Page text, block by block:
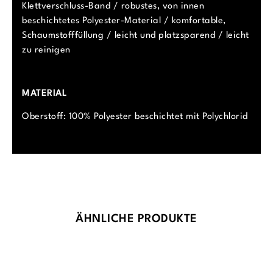
Klettverschluss-Band / robustes, von innen
beschichtetes Polyester-Material / komfortable,
Schaumstofffüllung / leicht und platzsparend / leicht
zu reinigen
MATERIAL
Oberstoff: 100% Polyester beschichtet mit Polychlorid
Produktgalerie überspringen
ÄHNLICHE PRODUKTE